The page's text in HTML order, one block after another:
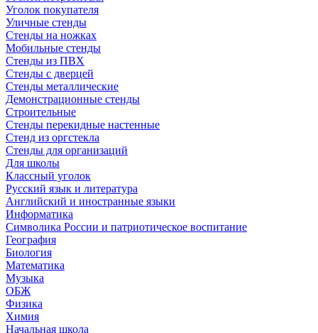
Уголок покупателя
Уличные стенды
Стенды на ножках
Мобильные стенды
Стенды из ПВХ
Стенды с дверцей
Стенды металлические
Демонстрационные стенды
Строительные
Стенды перекидные настенные
Стенд из оргстекла
Стенды для организаций
Для школы
Классный уголок
Русский язык и литература
Английский и иностранные языки
Информатика
Символика России и патриотическое воспитание
География
Биология
Математика
Музыка
ОБЖ
Физика
Химия
Начальная школа